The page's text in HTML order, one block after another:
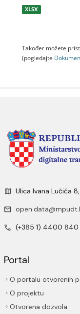
XLSX
Također možete
(pogledajte